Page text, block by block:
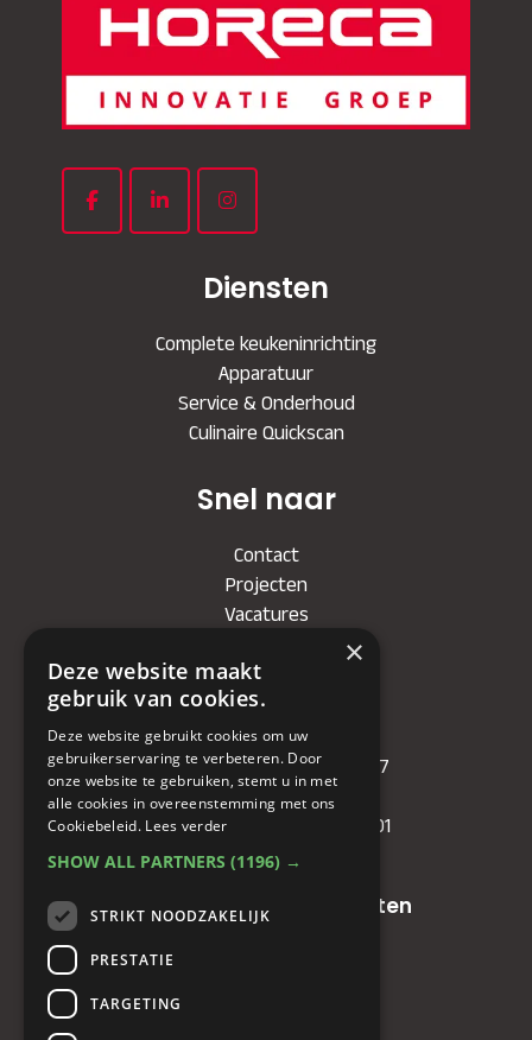
Diensten
Complete keukeninrichting
Apparatuur
Service & Onderhoud
Culinaire Quickscan
Snel naar
Contact
Projecten
Vacatures
Bedrijf
KVK: 71479090
IBAN : NL81RABO0349089957
BIC :
RABONL2U
BTW (VAT) :
NL. 858732191.B01
Oude baan 49, 5125 NG Hulten
+31(0)161 23 48 68
×
Deze website maakt
gebruik van cookies.
Deze website gebruikt cookies om uw
gebruikerservaring te verbeteren. Door
onze website te gebruiken, stemt u in met
alle cookies in overeenstemming met ons
Cookiebeleid. Lees verder
SHOW ALL PARTNERS (1196) →
STRIKT NOODZAKELIJK
PRESTATIE
TARGETING